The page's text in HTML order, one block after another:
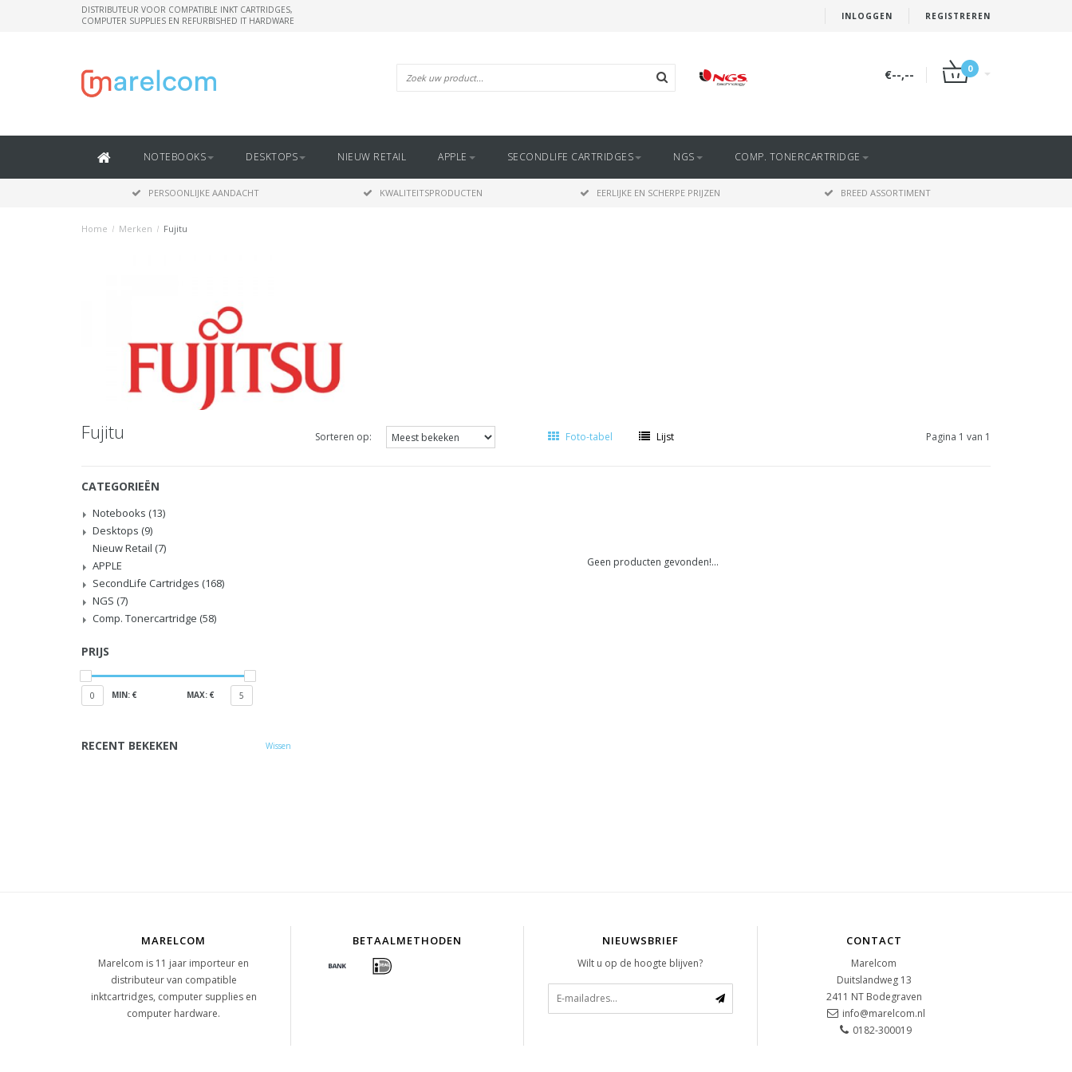
INLOGGEN REGISTREREN
DISTRIBUTEUR VOOR COMPATIBLE INKT CARTRIDGES,
COMPUTER SUPPLIES EN REFURBISHED IT HARDWARE
€--,-- 0
NOTEBOOKS DESKTOPS NIEUW RETAIL APPLE SECONDLIFE CARTRIDGES NGS COMP. TONERCARTRIDGE
PERSOONLIJKE AANDACHT KWALITEITSPRODUCTEN EERLIJKE EN SCHERPE PRIJZEN BREED ASSORTIMENT
Home / Merken / Fujitu
Fujitu Sorteren op: Foto-tabel Lijst Pagina 1 van 1
CATEGORIEËN
Notebooks (13)
Desktops (9)
Nieuw Retail (7)
APPLE
SecondLife Cartridges (168)
NGS (7)
Comp. Tonercartridge (58)
PRIJS
0 MIN: € MAX: € 5
RECENT BEKEKEN Wissen
Geen producten gevonden!...
MARELCOM
Marelcom is 11 jaar importeur en
distributeur van compatible
inktcartridges, computer supplies en
computer hardware.
BETAALMETHODEN NIEUWSBRIEF
Wilt u op de hoogte blijven?
CONTACT
Marelcom
Duitslandweg 13
2411 NT Bodegraven
info@marelcom.nl
0182-300019